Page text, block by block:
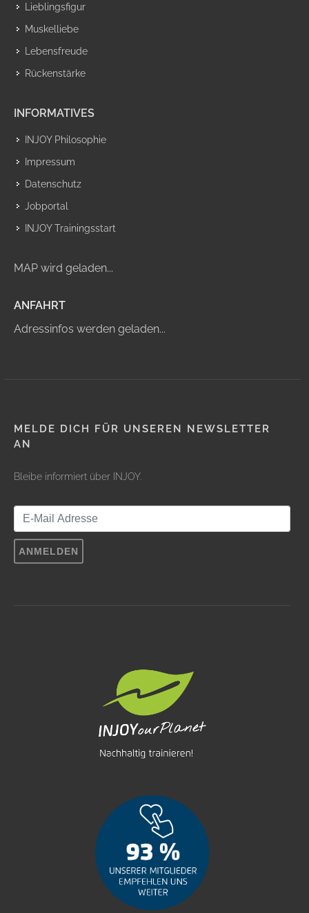
Lieblingsfigur
Muskelliebe
Lebensfreude
Rückenstärke
INFORMATIVES
INJOY Philosophie
Impressum
Datenschutz
Jobportal
INJOY Trainingsstart
MAP wird geladen...
ANFAHRT
Adressinfos werden geladen...
MELDE DICH FÜR UNSEREN NEWSLETTER
AN
Bleibe informiert über INJOY.
ANMELDEN